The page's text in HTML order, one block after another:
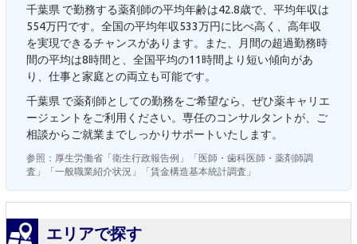
千葉県 で勤務する薬剤師の平均年齢は42.8歳で、平均年収は
554万円です。全国の平均年収533万円に比べ高く、高年収
を実現できるチャンスがあります。また、月間の超過勤務時
間の平均は8時間と、全国平均の11時間より短い傾向があ
り、仕事と家庭との両立も可能です。
千葉県 で薬剤師としての勤務をご希望なら、ぜひ薬キャリエ
ージェントをご利用ください。専任のコンサルタントが、ご
相談からご就業までしっかりサポートいたします。
参照：厚生労働省「衛生行政報告例」「医師・歯科医師・薬剤師調
査」「一般職業紹介状況」「賃金構造基本統計調査」
エリアで探す